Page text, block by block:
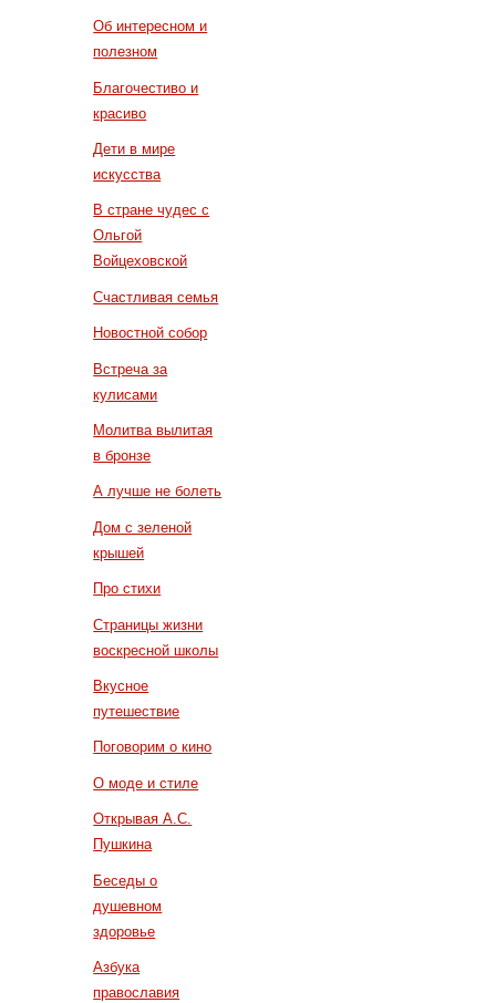
Об интересном и
полезном
Благочестиво и
красиво
Дети в мире
искусства
В стране чудес с
Ольгой
Войцеховской
Счастливая семья
Новостной собор
Встреча за
кулисами
Молитва вылитая
в бронзе
А лучше не болеть
Дом с зеленой
крышей
Про стихи
Страницы жизни
воскресной школы
Вкусное
путешествие
Поговорим о кино
О моде и стиле
Открывая А.С.
Пушкина
Беседы о
душевном
здоровье
Азбука
православия